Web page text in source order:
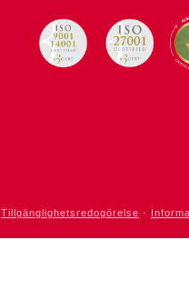
Tillgänglighetsredogörelse ·